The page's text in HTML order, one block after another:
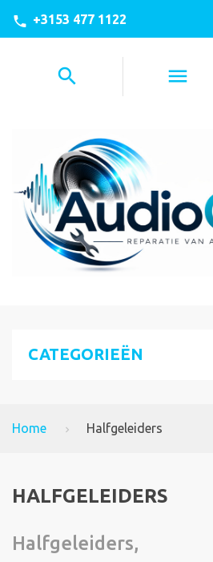
+3153 477 1122
CATEGORIEËN
Home Halfgeleiders
HALFGELEIDERS
Halfgeleiders,